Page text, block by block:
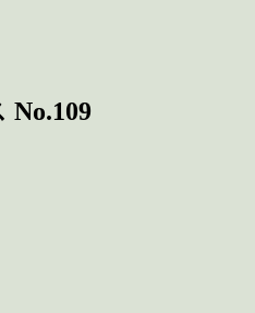
No.109